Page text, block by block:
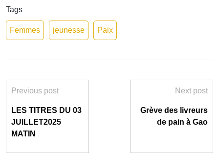
Tags
Femmes jeunesse Paix
Previous post
LES TITRES DU 03
JUILLET2025
MATIN
Next post
Grève des livreurs
de pain à Gao